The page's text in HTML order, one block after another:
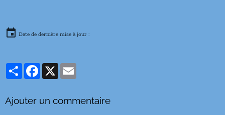
Date de dernière mise à jour :
PartagerFacebook
X
Ajouter un commentaire